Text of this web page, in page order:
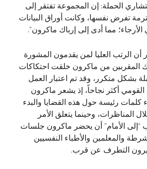
الحملة: إن المجموعة تفتقر إلى
تفرض نفسها، وكانت أوراق البيانات
مما أدى إلى إرباك ماكرون”.
الرتب العليا لمن يقدمون المشورة
المقربين من ماكرون خلقت احتكاكات
بشكل متكرر، وقد تم اعتبار العمل
القومي أكثر نجاحاً، إذ يشعر ماكرون
كلمات رئيسة حول هذه القضايا والبدء
المناظرات، وحينما يتعلق الأمر
“إلى الأمام” أن يحضر ماكرون جلسات
والمعلمين والأطباء النفسيين
يرون التطرف عن قرب.